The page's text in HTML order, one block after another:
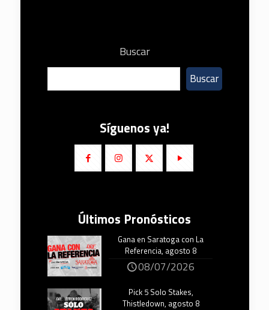
Buscar
Buscar
Síguenos ya!
Últimos Pronósticos
Gana en Saratoga con La
Referencia, agosto 8
08/07/2026
Pick 5 Solo Stakes,
Thistledown, agosto 8